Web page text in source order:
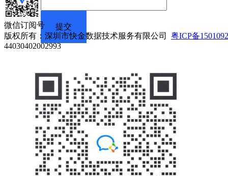
微信订阅号
版权所有：深圳市快金数据技术服务有限公司 粤ICP备
44030402002993